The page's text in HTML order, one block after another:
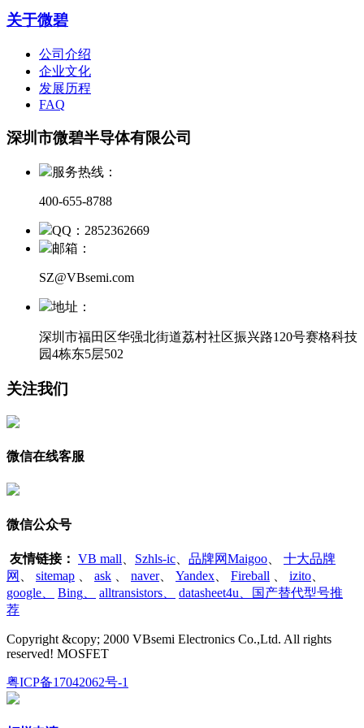
关于微碧
公司介绍
企业文化
发展历程
FAQ
深圳市微碧半导体有限公司
服务热线：
400-655-8788
QQ：2852362669
邮箱：
SZ@VBsemi.com
地址：
深圳市福田区华强北街道荔村社区振兴路120号赛格科技
园4栋东5层502
关注我们
微信在线客服
微信公众号
友情链接： VB mall Szhls-ic 品牌网Maigoo
十大品牌
网
sitemap ask naver、 Yandex Fireball izito
google
Bing alltransistors
datasheet4u、国产替代型号推
荐
Copyright &copy; 2000 VBsemi Electronics Co.,Ltd. All rights
reserved! MOSFET
粤ICP备17042062号-1